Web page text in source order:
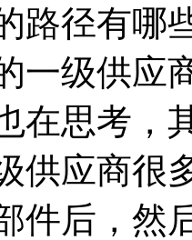
路径有哪
一级供应
在思考，
供应商很
件后，然